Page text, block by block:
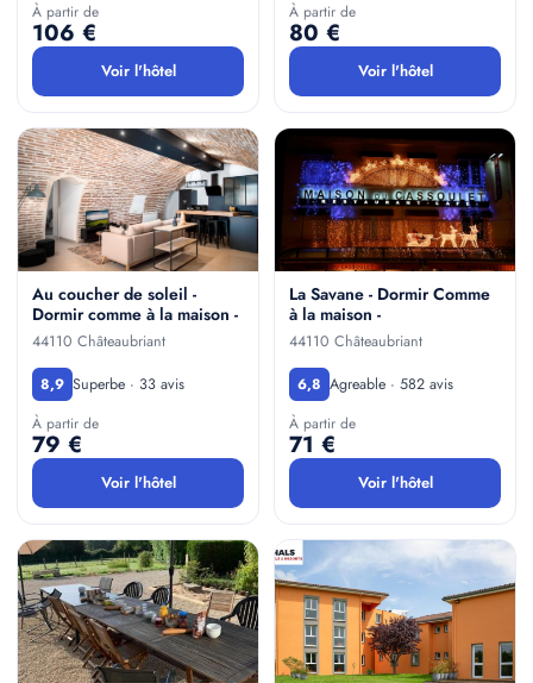
À partir de
106 €
Voir l'hôtel
À partir de
80 €
Voir l'hôtel
Au coucher de soleil -
Dormir comme à la maison -
44110 Châteaubriant
8,9 Superbe · 33 avis
À partir de
79 €
Voir l'hôtel
La Savane - Dormir Comme
à la maison -
44110 Châteaubriant
6,8 Agreable · 582 avis
À partir de
71 €
Voir l'hôtel